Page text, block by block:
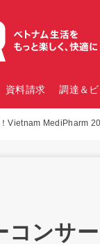
資料請求 調達＆
Vietnam MediPharm
コンサー